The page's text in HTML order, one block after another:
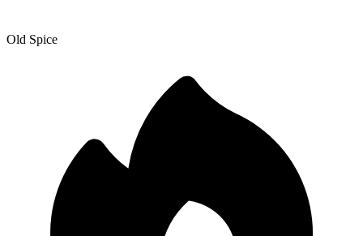
Old Spice